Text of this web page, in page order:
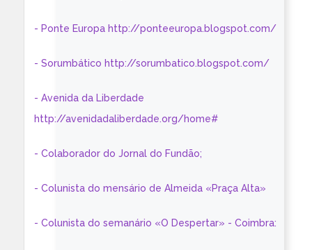
- Ponte Europa http://ponteeuropa.blogspot.com/
- Sorumbático http://sorumbatico.blogspot.com/
- Avenida da Liberdade
http://avenidadaliberdade.org/home#
- Colaborador do Jornal do Fundão;
- Colunista do mensário de Almeida «Praça Alta»
- Colunista do semanário «O Despertar» - Coimbra: